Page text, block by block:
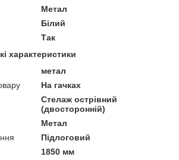
Метал
Білий
Так
характеристики
метал
На гачках
Стелаж острівний
(двосторонній)
Метал
Підлоговий
1850 мм